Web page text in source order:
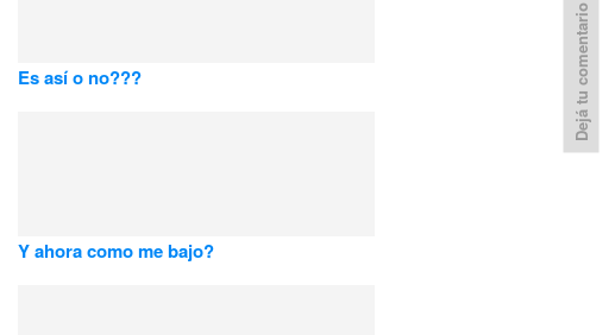
Es así o no???
Y ahora como me bajo?
Dejá tu comentario